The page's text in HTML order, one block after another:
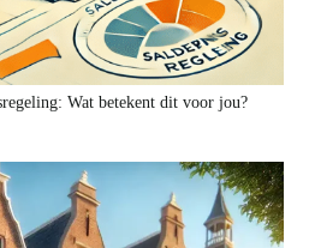
Wat betekent dit voor jou?